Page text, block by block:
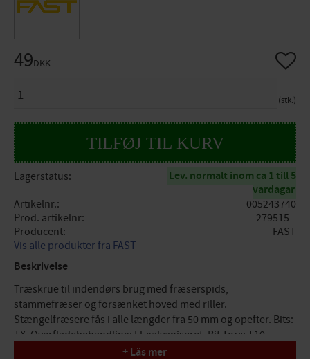
49DKK
stk.
Gem
Lagerstatus
Lev. normalt inom ca 1 till 5
vardagar
Artikelnr.
005243740
Prod. artikelnr
279515
Producent
FAST
Vis alle produkter fra FAST
Beskrivelse
Træskrue til indendørs brug med fræserspids,
stammefræser og forsænket hoved med riller.
Stængelfræsere fås i alle længder fra 50 mm og opefter. Bits:
TX. Overfladebehandling: El-galvaniseret. Bit Torx: T10.
3,0x35 mm. Antal 200 stk.+ Läs mer